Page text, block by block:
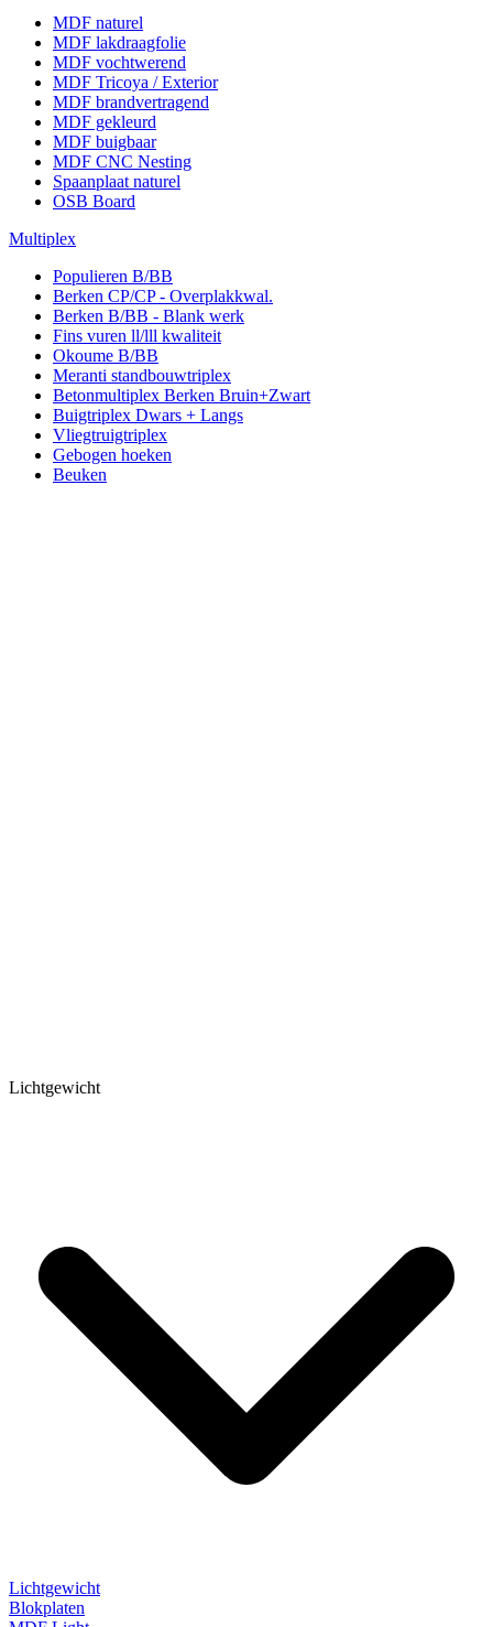
MDF naturel
MDF lakdraagfolie
MDF vochtwerend
MDF Tricoya / Exterior
MDF brandvertragend
MDF gekleurd
MDF buigbaar
MDF CNC Nesting
Spaanplaat naturel
OSB Board
Multiplex
Populieren B/BB
Berken CP/CP - Overplakkwal.
Berken B/BB - Blank werk
Fins vuren ll/lll kwaliteit
Okoume B/BB
Meranti standbouwtriplex
Betonmultiplex Berken Bruin+Zwart
Buigtriplex Dwars + Langs
Vliegtruigtriplex
Gebogen hoeken
Beuken
Lichtgewicht
Lichtgewicht
Blokplaten